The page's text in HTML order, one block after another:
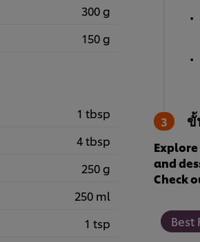
300 g
150 g
1 tbsp
4 tbsp
250 g
250 ml
1 tsp
ขั้
and
Check
Best